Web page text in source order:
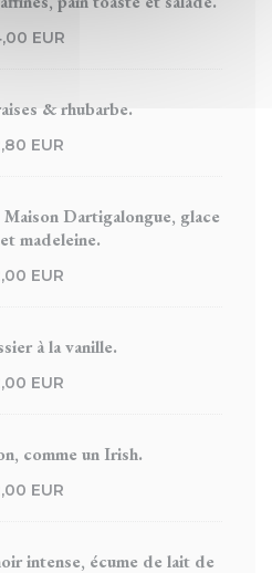
EUR
& rhubarbe.
EUR
Dartigalongue, glace
madeleine.
EUR
à la vanille.
EUR
comme un Irish.
EUR
intense, écume de lait de